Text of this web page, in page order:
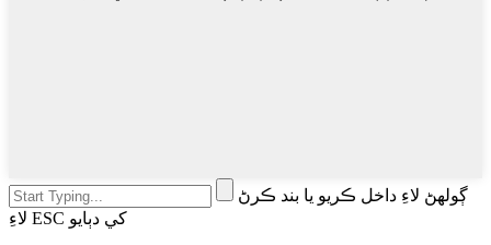
ڳولهڻ لاءِ داخل ڪريو يا بند ڪرڻ
لاءِ ESC کي دٻايو